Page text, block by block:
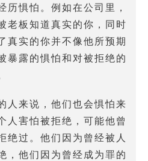
历惧怕。例如在公司里，
老板知道真实的你，同时
真实的你并不像他所预期
暴露的惧怕和对被拒绝的
人来说，他们也会惧怕来
人害怕被拒绝，可能他曾
绝过。他们因为曾经被人
，他们因为曾经成为罪的